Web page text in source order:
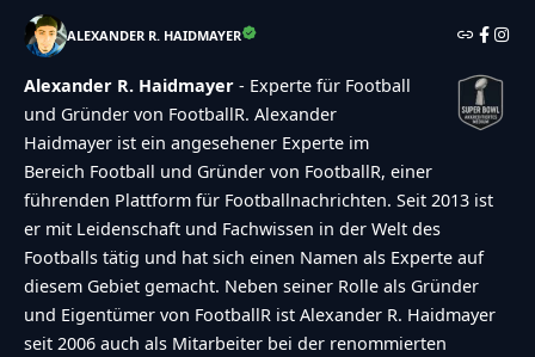
ALEXANDER R. HAIDMAYER
Alexander R. Haidmayer - Experte für Football
und Gründer von FootballR. Alexander
Haidmayer ist ein angesehener Experte im
Bereich Football und Gründer von FootballR, einer
führenden Plattform für Footballnachrichten. Seit 2013 ist
er mit Leidenschaft und Fachwissen in der Welt des
Footballs tätig und hat sich einen Namen als Experte auf
diesem Gebiet gemacht. Neben seiner Rolle als Gründer
und Eigentümer von FootballR ist Alexander R. Haidmayer
seit 2006 auch als Mitarbeiter bei der renommierten